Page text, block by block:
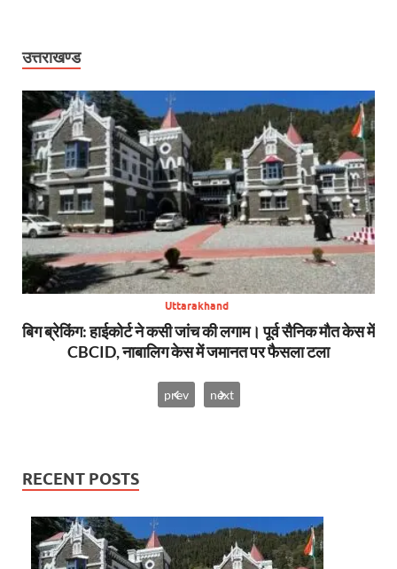
उत्तराखण्ड
Uttarakhand
बिग ब्रेकिंग: हाईकोर्ट ने कसी जांच की लगाम। पूर्व सैनिक मौत केस में
CBCID, नाबालिग केस में जमानत पर फैसला टला
prev next
RECENT POSTS